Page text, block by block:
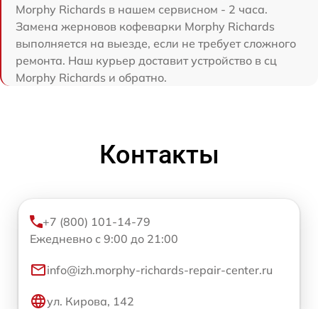
Morphy Richards в нашем сервисном - 2 часа.
Замена жерновов кофеварки Morphy Richards
выполняется на выезде, если не требует сложного
ремонта. Наш курьер доставит устройство в сц
Morphy Richards и обратно.
Контакты
+7 (800) 101-14-79
Ежедневно с 9:00 до 21:00
info@izh.morphy-richards-repair-center.ru
ул. Кирова, 142